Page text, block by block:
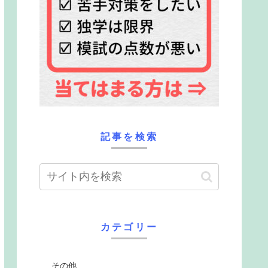
記事を検索
カテゴリー
その他